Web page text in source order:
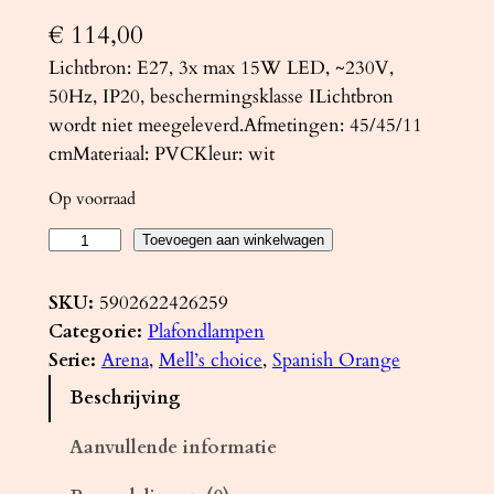
€ 114,00
Lichtbron: E27, 3x max 15W LED, ~230V,
50Hz, IP20, beschermingsklasse ILichtbron
wordt niet meegeleverd.Afmetingen: 45/45/11
cmMateriaal: PVCKleur: wit
Op voorraad
a
f
o
Toevoegen aan winkelwagen
SKU: 5902622426259
Categorie: Plafondlampen
Serie: Arena, Mell’s choice, Spanish Orange
Beschrijving
Aanvullende informatie